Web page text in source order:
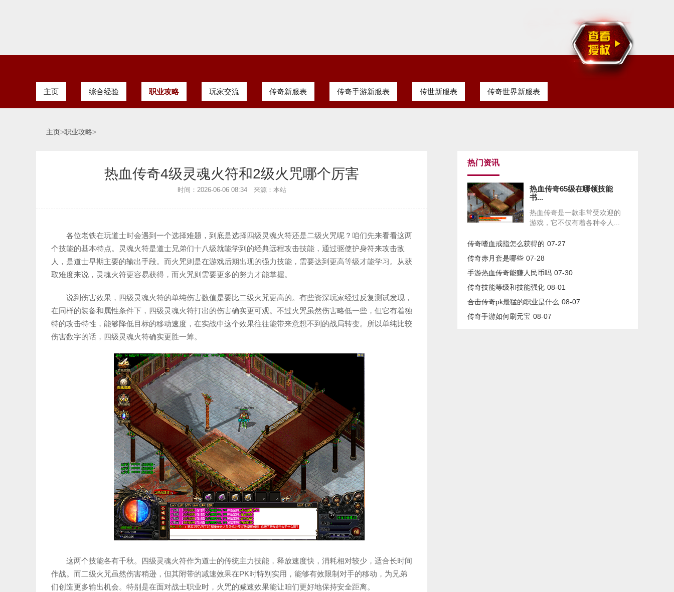
主页 综合经验 职业攻略 玩家交流 传奇新服表 传奇手游新服表 传世新服表 传奇世界新服表
主页>职业攻略>
热血传奇4级灵魂火符和2级火咒哪个厉害
时间：2026-06-06 08:34 来源：本站
各位老铁在玩道士时会遇到一个选择难题，到底是选择四级灵魂火符还是二级火咒呢？咱们先来看看这两
个技能的基本特点。灵魂火符是道士兄弟们十八级就能学到的经典远程攻击技能，通过驱使护身符来攻击敌
人，是道士早期主要的输出手段。而火咒则是在游戏后期出现的强力技能，需要达到更高等级才能学习。从获
取难度来说，灵魂火符更容易获得，而火咒则需要更多的努力才能掌握。
说到伤害效果，四级灵魂火符的单纯伤害数值是要比二级火咒更高的。有些资深玩家经过反复测试发现，
在同样的装备和属性条件下，四级灵魂火符打出的伤害确实更可观。不过火咒虽然伤害略低一些，但它有着独
特的攻击特性，能够降低目标的移动速度，在实战中这个效果往往能带来意想不到的战局转变。所以单纯比较
伤害数字的话，四级灵魂火符确实更胜一筹。
这两个技能各有千秋。四级灵魂火符作为道士的传统主力技能，释放速度快，消耗相对较少，适合长时间
作战。而二级火咒虽然伤害稍逊，但其附带的减速效果在PK时特别实用，能够有效限制对手的移动，为兄弟
们创造更多输出机会。特别是在面对战士职业时，火咒的减速效果能让咱们更好地保持安全距离。
热门资讯
热血传奇65级在哪领技能
书...
热血传奇是一款非常受欢迎的
游戏，它不仅有着各种令人...
传奇嗜血戒指怎么获得的 07-27
传奇赤月套是哪些 07-28
手游热血传奇能赚人民币吗 07-30
传奇技能等级和技能强化 08-01
合击传奇pk最猛的职业是什么 08-07
传奇手游如何刷元宝 08-07